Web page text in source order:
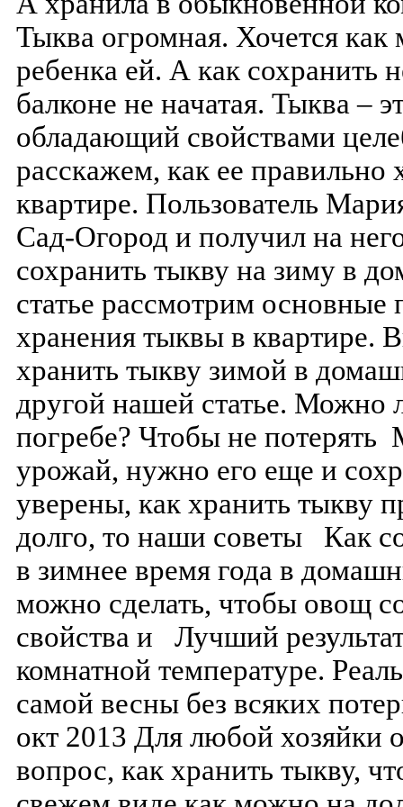
Тыква огромная. Хочется
ребенка ей. А как сохранить
балконе не начатая. Тыква –
обладающий свойствами
расскажем, как ее правильно
квартире. Пользователь
Сад-Огород и получил на
сохранить тыкву на зиму в
статье рассмотрим основные
хранения тыквы в квартире.
хранить тыкву зимой в
другой нашей статье. Можно
погребе? Чтобы не
урожай, нужно его еще и
уверены, как хранить тыкву
долго, то наши советы Как
в зимнее время года в
можно сделать, чтобы овощ
свойства и Лучший
комнатной температуре.
самой весны без всяких
окт 2013 Для любой хозяйки
вопрос, как хранить тыкву,